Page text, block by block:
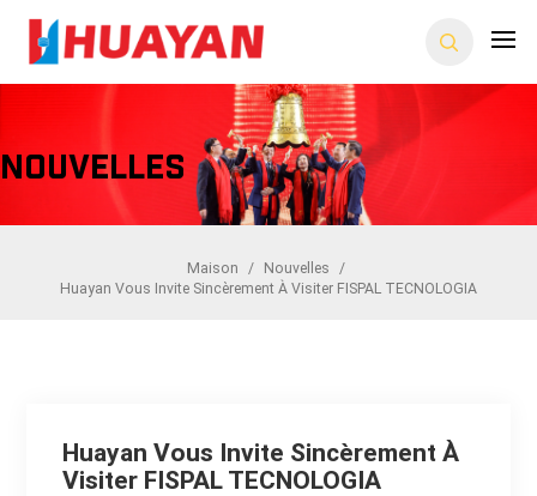
Nouvelles
Maison / Nouvelles
/
Huayan Vous Invite Sincèrement À Visiter FISPAL TECNOLOGIA
Huayan Vous Invite Sincèrement À
Visiter FISPAL TECNOLOGIA